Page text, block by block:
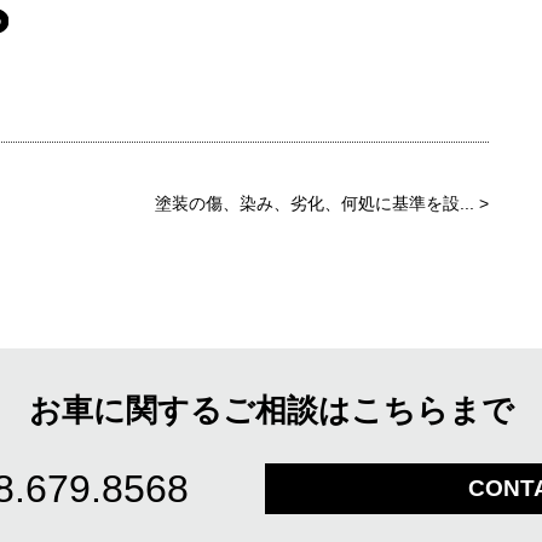
塗装の傷、染み、劣化、何処に基準を設... >
お車に関するご相談はこちらまで